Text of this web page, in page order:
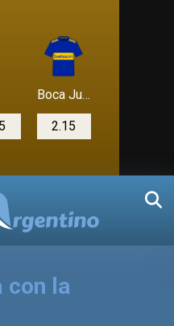
Boca Juniors
2.15
con la